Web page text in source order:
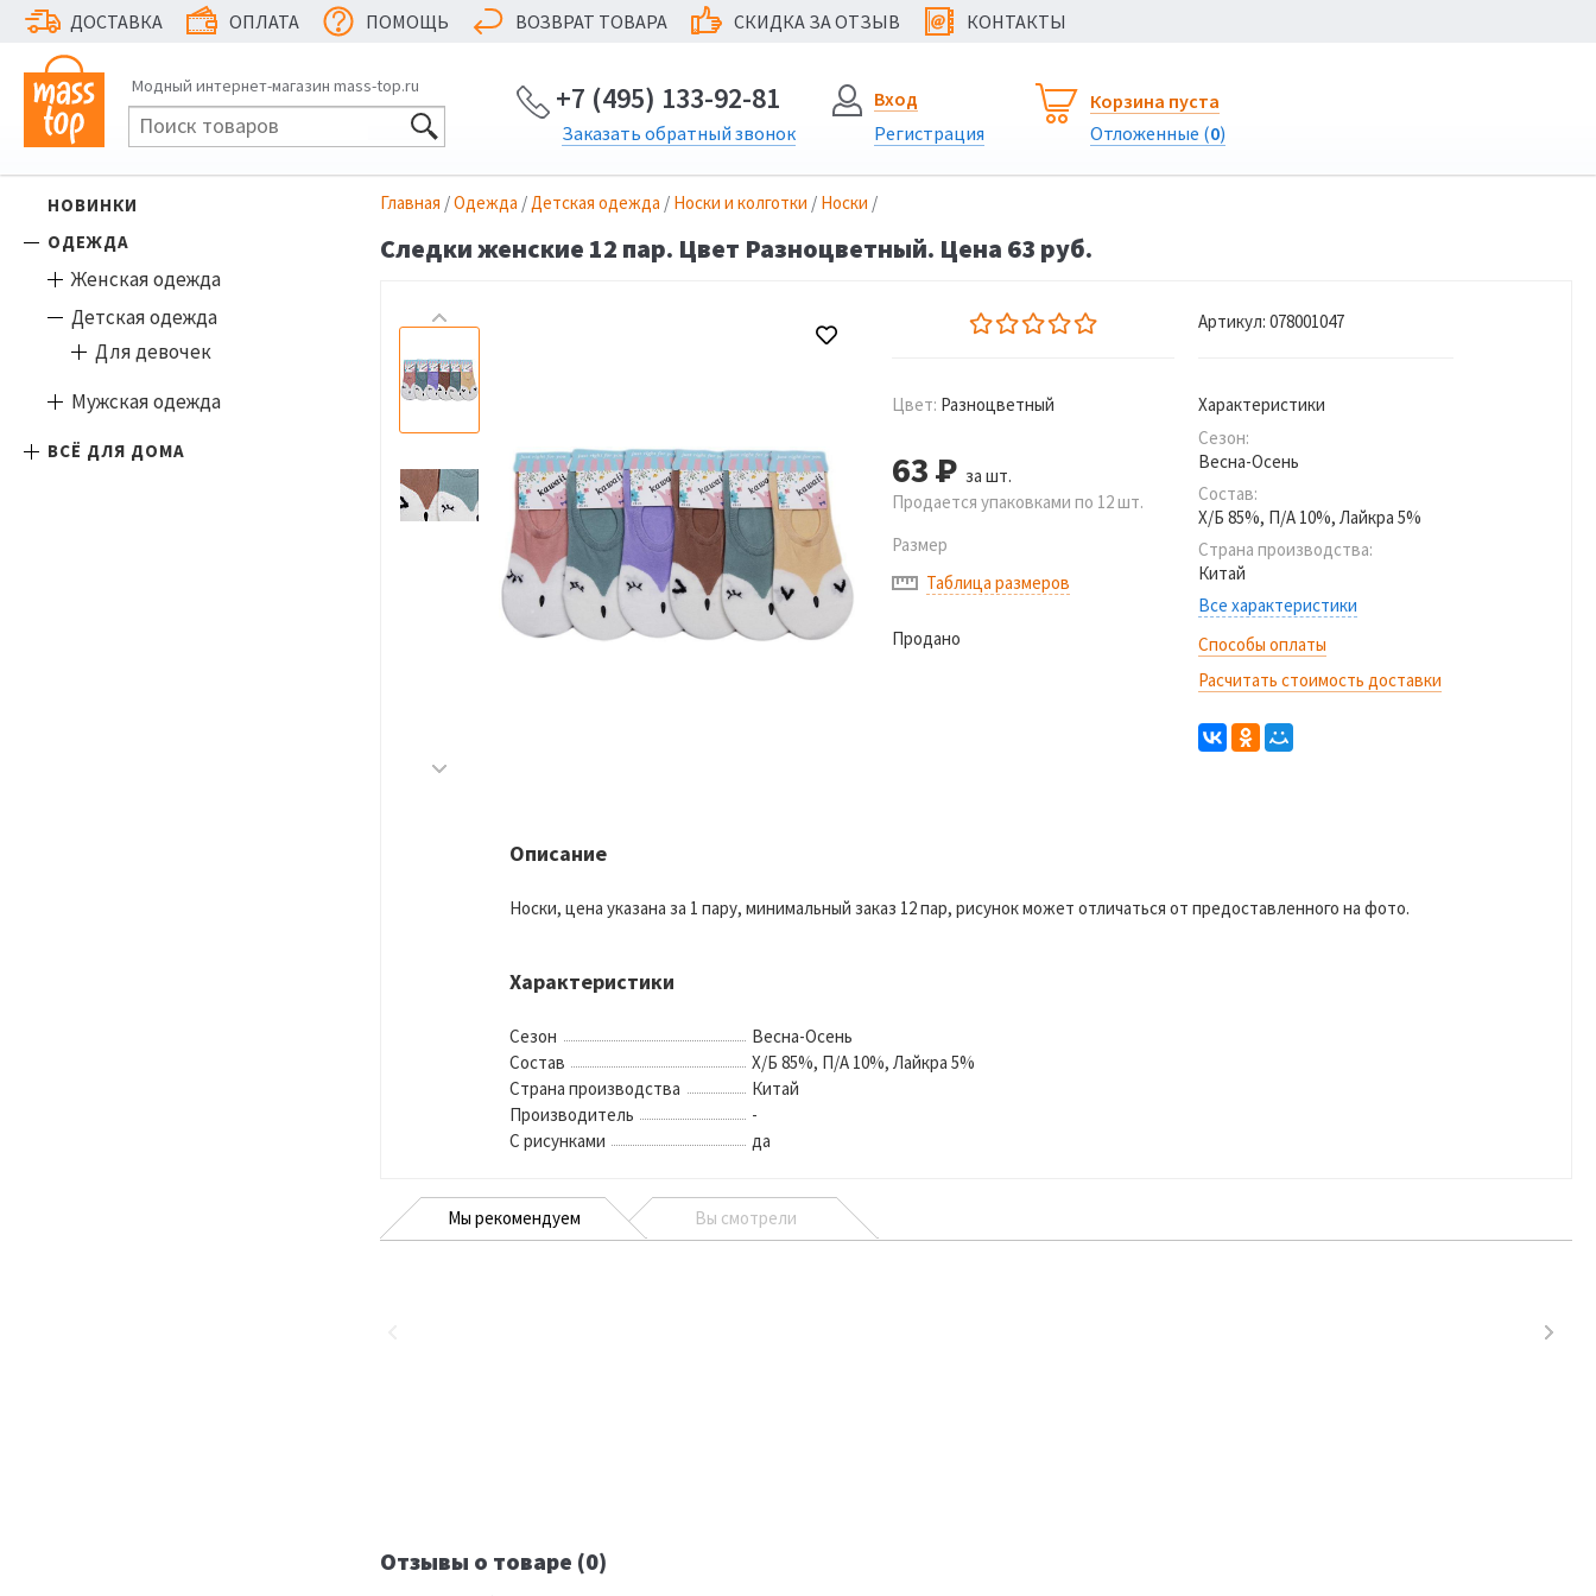
ДОСТАВКА ОПЛАТА ПОМОЩЬ ВОЗВРАТ ТОВАРА СКИДКА ЗА ОТЗЫВ @ КОНТАКТЫ
Модный интернет-магазин mass-top.ru +7 (495) 133-92-81
Заказать обратный звонок
Вход
Регистрация
Корзина пуста
Отложенные (0)
НОВИНКИ
ОДЕЖДА
Женская одежда
Детская одежда
Для девочек
Мужская одежда
ВСЁ ДЛЯ ДОМА
Главная /Одежда /Детская одежда / Носки и колготки / Носки /
Следки женские 12 пар. Цвет Разноцветный. Цена 63 руб.
Цвет: Разноцветный
63Р за шт.
Продается упаковками по 12 шт.
Размер
Таблица размеров
Продано
Артикул: 078001047
Характеристики
Сезон:
Весна-Осень
Состав:
Х/Б 85%, П/А 10%, Лайкра 5%
Страна производства:
Китай
Все характеристики
Способы оплаты
Расчитать стоимость доставки
Описание
Носки, цена указана за 1 пару, минимальный заказ 12 пар, рисунок может отличаться от предоставленного на фото.
Характеристики
Сезон
Весна-Осень
Состав
Х/Б 85%, П/А 10%, Лайкра 5%
Страна производства
Китай
Производитель
-
С рисунками
да
Мы рекомендуем Вы смотрели
Отзывы о товаре (0)